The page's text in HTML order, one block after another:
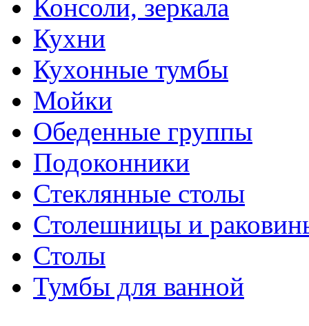
Консоли, зеркала
Кухни
Кухонные тумбы
Мойки
Обеденные группы
Подоконники
Стеклянные столы
Столешницы и
Столы
Тумбы для ванной